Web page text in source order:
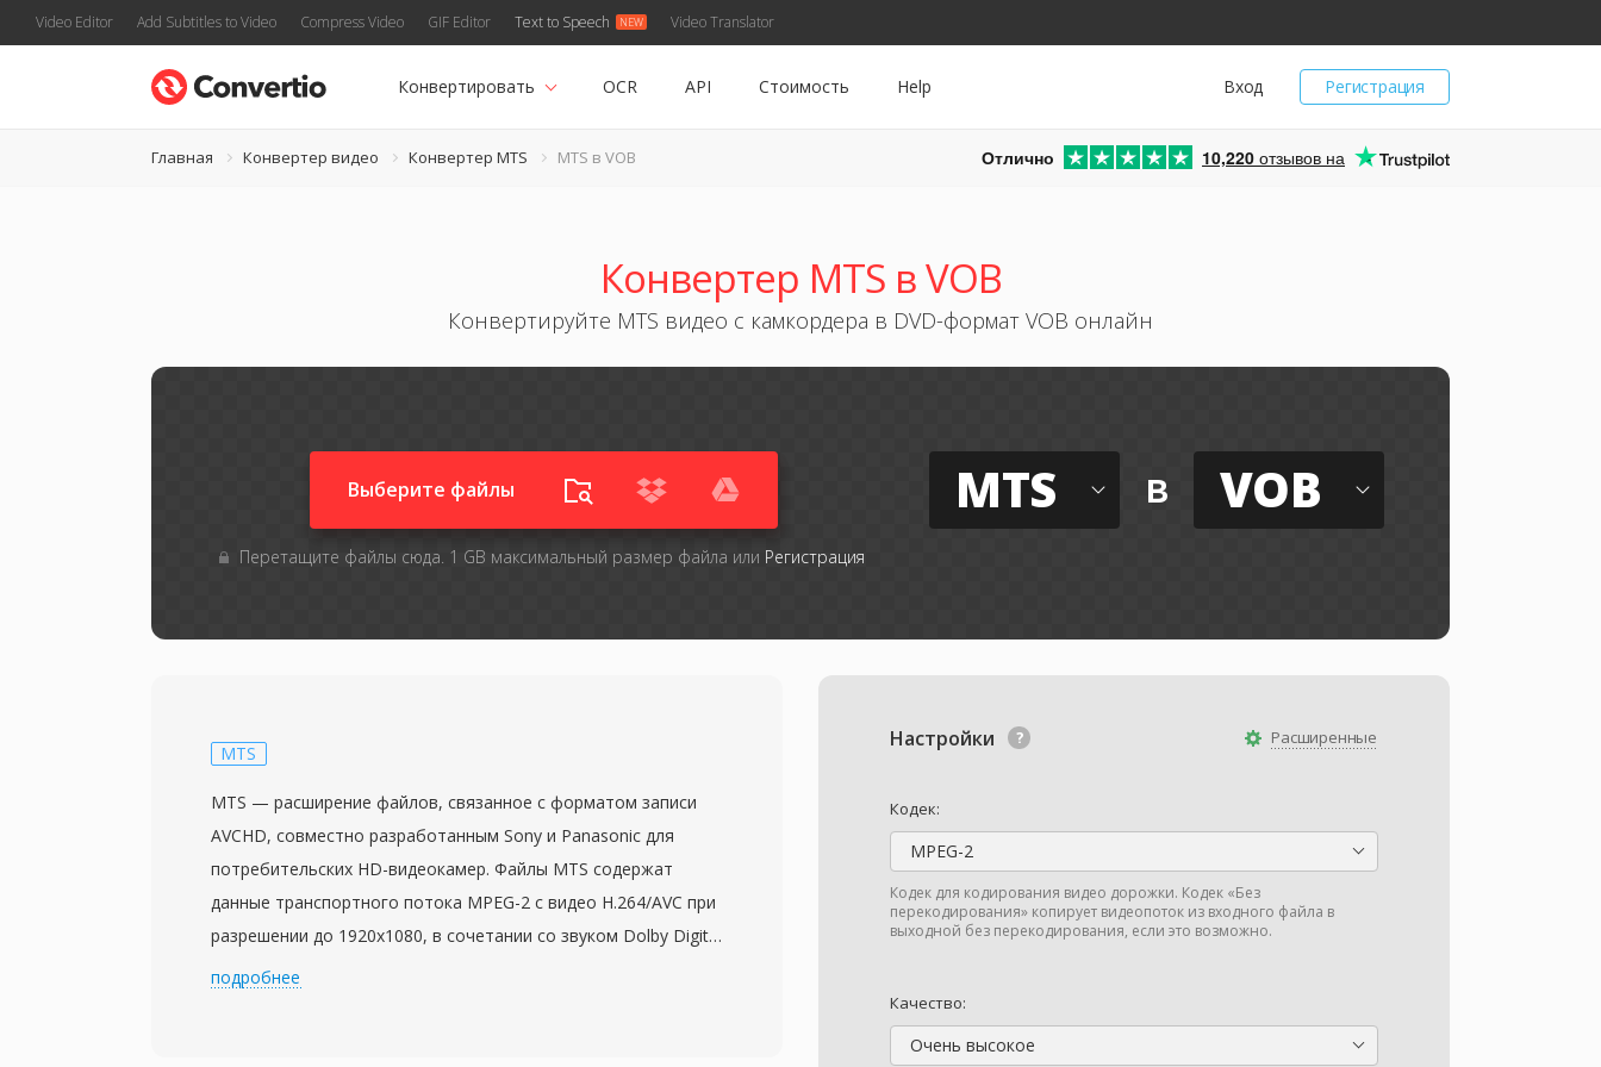
Video Editor Add Subtitles to Video Compress Video GIF Editor Text to Speech Video Translator
Регистрация
Вход
Конвертировать OCR API Стоимость Help
Главная Конвертер видео Конвертер MTS MTS в VOB Отлично 10,220 отзывов на
Конвертер MTS в VOB
Конвертируйте MTS видео с камкордера в DVD-формат VOB онлайн
Выберите файлы
Перетащите файлы сюда. 1 GB максимальный размер файла или Регистрация
MTS в VOB
Расширенные
Настройки
Кодек:
MPEG-2
Кодек для кодирования видео дорожки. Кодек «Без
перекодирования» копирует видеопоток из входного файла в
выходной без перекодирования, если это возможно.
Качество:
Очень высокое
MTS
MTS — расширение файлов, связанное с форматом записи
AVCHD, совместно разработанным Sony и Panasonic для
потребительских HD-видеокамер. Файлы MTS содержат
данные транспортного потока MPEG-2 с видео H.264/AVC при
разрешении до 1920x1080, в сочетании со звуком Dolby Digital
(AC-3) или LPCM. Обозначение MTS используется при прямом
подробнее